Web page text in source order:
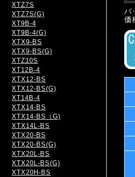
バ
価
XTZ7S
XTZ7S(G)
XT9B-4
XT9B-4(G)
XTX9-BS
XTX9-BS(G)
XTZ10S
XT12B-4
XTX12-BS
XTX12-BS(G)
XT14B-4
XTX14-BS
XTX14-BS（G)
XTX14L-BS
XTX20-BS
XTX20-BS(G)
XTX20L-BS
XTX20L-BS(G)
XTX20H-BS